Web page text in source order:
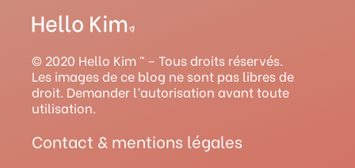
t
a
g
r
a
m
t
u
b
e
r
e
s
o
o
k
y
© 2020 Hello Kim ™ – Tous droits réservés.
Les images de ce blog ne sont pas libres de
droit. Demander l’autorisation avant toute
utilisation.
Contact & mentions légales